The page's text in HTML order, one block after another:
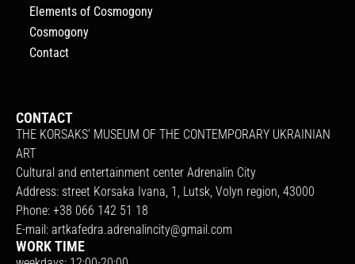
Elements of Cosmogony
Cosmogony
Contact
CONTACT
THE KORSAKS’ MUSEUM OF THE CONTEMPORARY UKRAINIAN
ART
Cultural and entertainment center Adrenalin City
Address: street Korsaka Ivana, 1, Lutsk, Volyn region, 43000
Phone: +38 066 142 51 18
E-mail: artkafedra.adrenalincity@gmail.com
WORK TIME